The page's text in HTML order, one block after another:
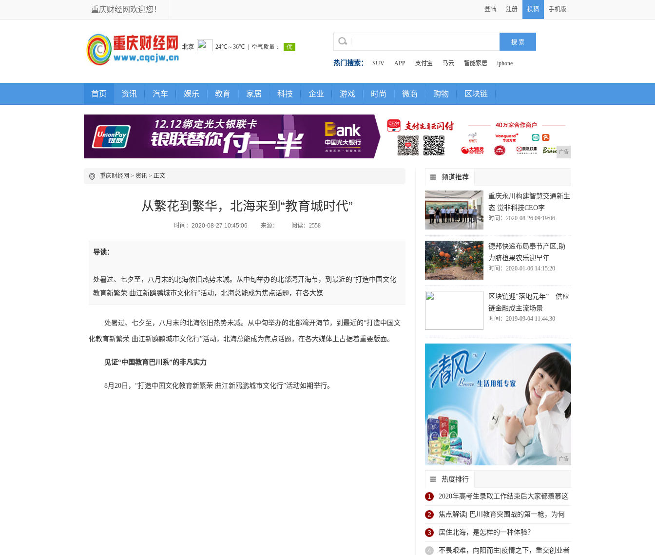
重庆财经网欢迎您！ 登陆 注册 投稿 手机版
热门搜索： SUV APP 支付宝 马云 智能家居 iphone
首页 资讯 汽车 娱乐 教育 家居 科技 企业 游戏 时尚 微商 购物 区块链
广告
重庆财经网 > 资讯 > 正文
从繁花到繁华，北海来到“教育城时代”
时间：2020-08-27 10:45:06 来源： 阅读：2558
导读：
处暑过、七夕至，八月末的北海依旧热势未减。从中旬举办的北部湾开海节，到最近的“打造中国文化
教育新繁荣 曲江新鸥鹏城市文化行”活动，北海总能成为焦点话题，在各大媒
处暑过、七夕至，八月末的北海依旧热势未减。从中旬举办的北部湾开海节，到最近的“打造中国文
化教育新繁荣 曲江新鸥鹏城市文化行”活动，北海总能成为焦点话题，在各大媒体上占据着重要版面。
见证“中国教育巴川系”的非凡实力
8月20日，“打造中国文化教育新繁荣 曲江新鸥鹏城市文化行”活动如期举行。
频道推荐
重庆永川构建智慧交通新生
态 觉非科技CEO李
时间：2020-08-26 09:19:06
德邦快递布局奉节产区,助
力脐橙果农乐迎早年
时间：2020-01-06 14:15:20
区块链迎“落地元年” 供应
链金融成主流场景
时间：2019-09-04 11:44:30
广告
热度排行
1 2020年高考生录取工作结束后大家都羡慕这
2 焦点解读| 巴川教育突围战的第一枪，为何
在
3 居住北海，是怎样的一种体验？
4 不畏艰难，向阳而生|疫情之下，重交创业者